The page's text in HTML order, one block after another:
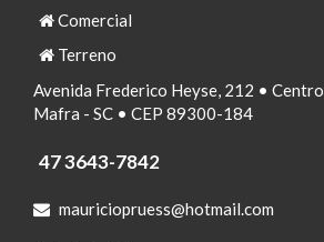
Comercial
Terreno
Avenida Frederico Heyse, 212 • Centro
Mafra - SC • CEP 89300-184
47 3643-7842
mauriciopruess@hotmail.com